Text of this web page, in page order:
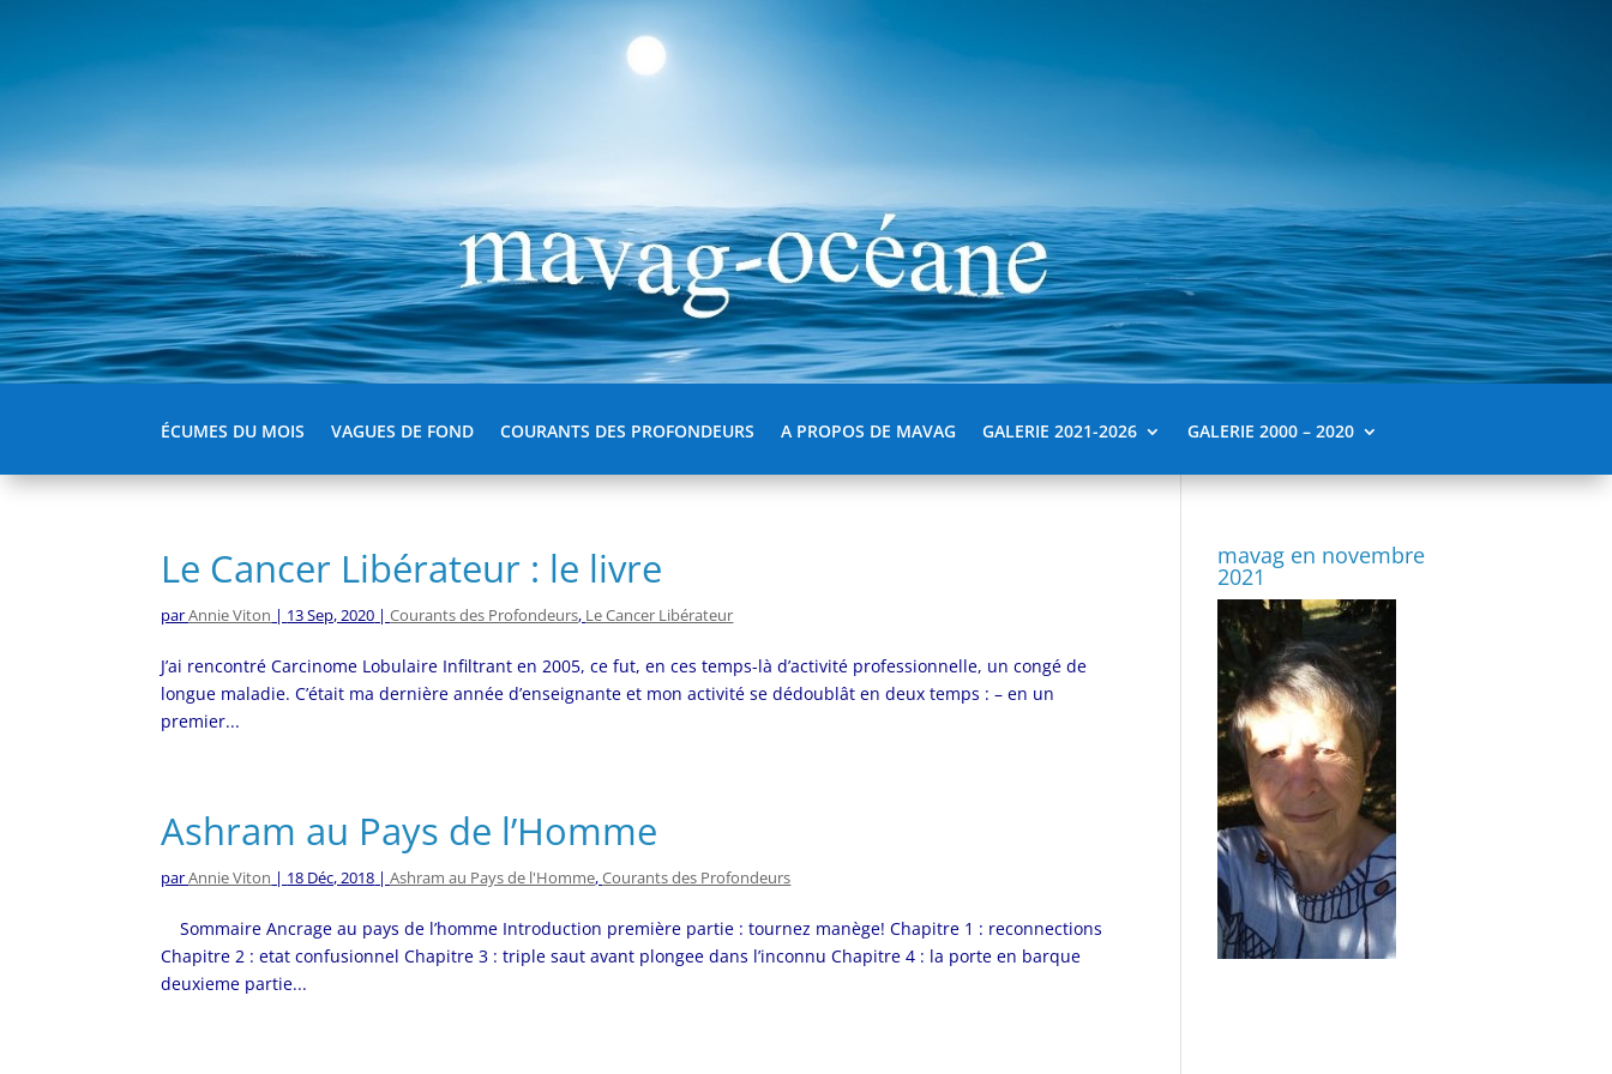
ÉCUMES DU MOIS VAGUES DE FOND COURANTS DES PROFONDEURS A PROPOS DE MAVAG GALERIE 2021-2026 GALERIE 2000 – 2020
Le Cancer Libérateur : le livre
parAnnie Viton | 13 Sep, 2020 |Courants des Profondeurs, Le Cancer Libérateur
J’ai rencontré Carcinome Lobulaire Infiltrant en 2005, ce fut, en ces temps-là d’activité professionnelle, un congé de
longue maladie. C’était ma dernière année d’enseignante et mon activité se dédoublât en deux temps : – en un
premier...
Ashram au Pays de l’Homme
parAnnie Viton | 18 Déc, 2018 |Ashram au Pays de l'Homme,Courants des Profondeurs
Sommaire Ancrage au pays de l’homme Introduction première partie : tournez manège! Chapitre 1 : reconnections
Chapitre 2 : etat confusionnel Chapitre 3 : triple saut avant plongee dans l’inconnu Chapitre 4 : la porte en barque
deuxieme partie...
mavag en novembre
2021